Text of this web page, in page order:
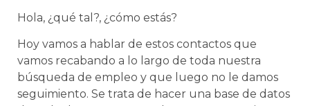
Hola, ¿qué tal?, ¿cómo estás?
Hoy vamos a hablar de estos contactos que
vamos recabando a lo largo de toda nuestra
búsqueda de empleo y que luego no le damos
seguimiento. Se trata de hacer una base de datos